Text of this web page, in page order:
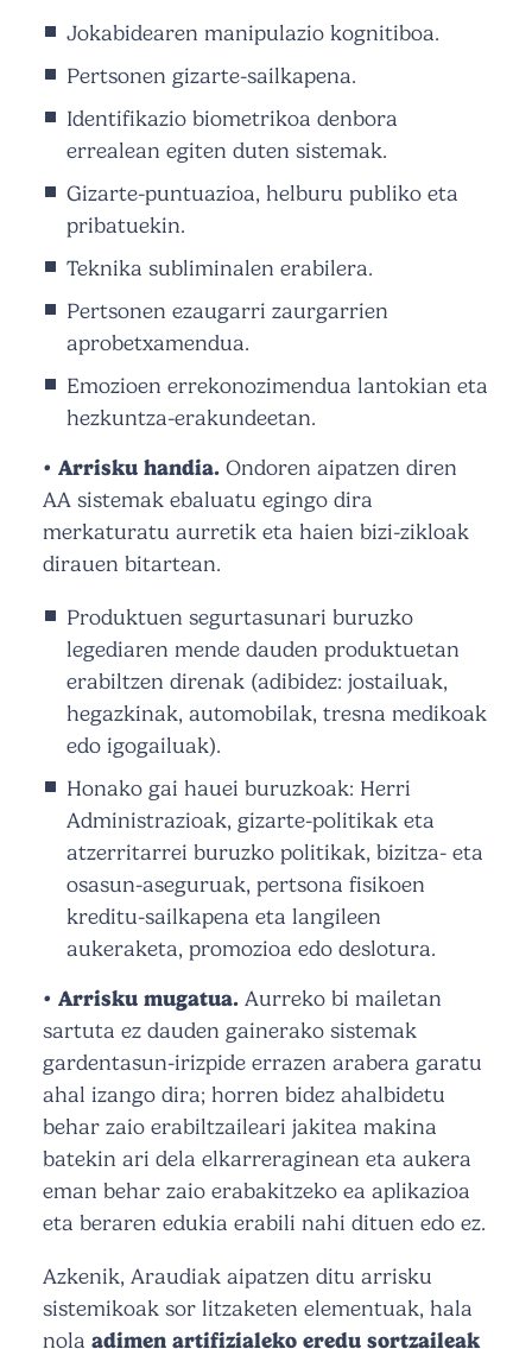
Jokabidearen manipulazio kognitiboa.
Pertsonen gizarte-sailkapena.
Identifikazio biometrikoa denbora
errealean egiten duten sistemak.
Gizarte-puntuazioa, helburu publiko eta
pribatuekin.
Teknika subliminalen erabilera.
Pertsonen ezaugarri zaurgarrien
aprobetxamendua.
Emozioen errekonozimendua lantokian eta
hezkuntza-erakundeetan.
• Arrisku handia. Ondoren aipatzen diren
AA sistemak ebaluatu egingo dira
merkaturatu aurretik eta haien bizi-zikloak
dirauen bitartean.
Produktuen segurtasunari buruzko
legediaren mende dauden produktuetan
erabiltzen direnak (adibidez: jostailuak,
hegazkinak, automobilak, tresna medikoak
edo igogailuak).
Honako gai hauei buruzkoak: Herri
Administrazioak, gizarte-politikak eta
atzerritarrei buruzko politikak, bizitza- eta
osasun-aseguruak, pertsona fisikoen
kreditu-sailkapena eta langileen
aukeraketa, promozioa edo deslotura.
• Arrisku mugatua. Aurreko bi mailetan
sartuta ez dauden gainerako sistemak
gardentasun-irizpide errazen arabera garatu
ahal izango dira; horren bidez ahalbidetu
behar zaio erabiltzaileari jakitea makina
batekin ari dela elkarreraginean eta aukera
eman behar zaio erabakitzeko ea aplikazioa
eta beraren edukia erabili nahi dituen edo ez.
Azkenik, Araudiak aipatzen ditu arrisku
sistemikoak sor litzaketen elementuak, hala
nola adimen artifizialeko eredu sortzaileak